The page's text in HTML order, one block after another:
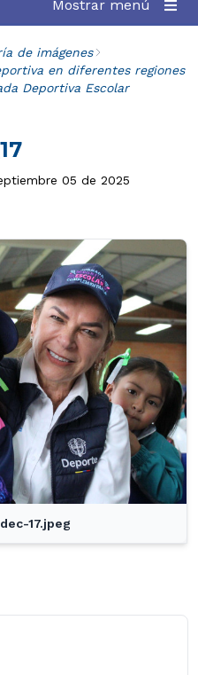
Mostrar menú
de imágenes
en diferentes regiones
Deportiva Escolar
05 de 2025
17.jpeg